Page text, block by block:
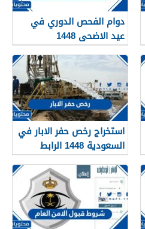
دوام الفحص الدوري في
عيد الاضحى 1448
استخراج رخص حفر الابار في
السعودية 1448 الرابط
والشروط بالتفصيل